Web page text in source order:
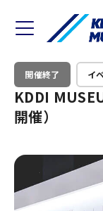
開催終了 イ
KDDI
開催）